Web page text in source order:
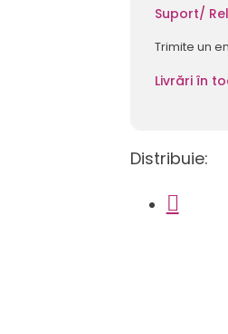
Suport/
Trimite un
Livrări în
Distribuie: